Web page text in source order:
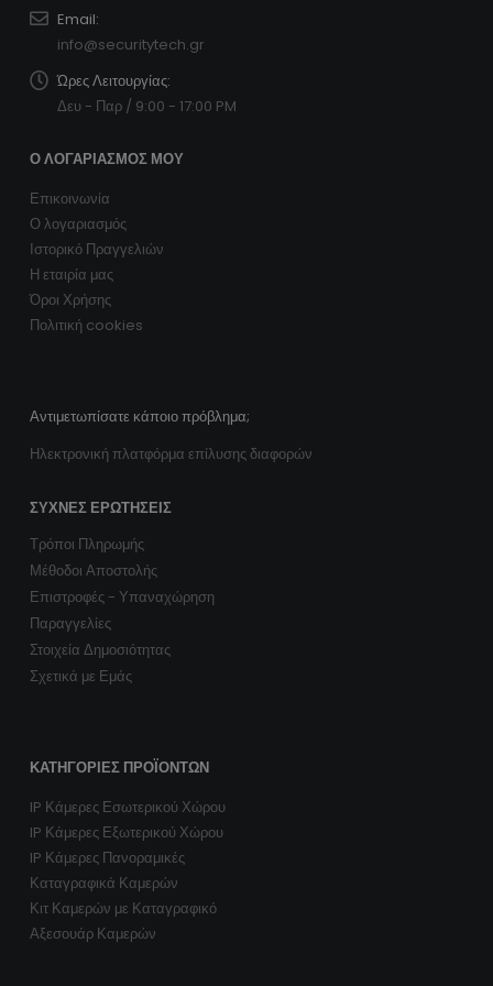
Email:
info@securitytech.gr
Ώρες Λειτουργίας:
Δευ - Παρ / 9:00 - 17:00 PM
Ο ΛΟΓΑΡΙΑΣΜΌΣ ΜΟΥ
Επικοινωνία
Ο λογαριασμός
Ιστορικό Πραγγελιών
Η εταιρία μας
Όροι Χρήσης
Πολιτική cookies
Αντιμετωπίσατε κάποιο πρόβλημα;
Ηλεκτρονική πλατφόρμα επίλυσης διαφορών
ΣΥΧΝΈΣ ΕΡΩΤΉΣΕΙΣ
Τρόποι Πληρωμής
Μέθοδοι Αποστολής
Επιστροφές - Υπαναχώρηση
Παραγγελίες
Στοιχεία Δημοσιότητας
Σχετικά με Εμάς
ΚΑΤΗΓΟΡΊΕΣ ΠΡΟΪΌΝΤΩΝ
IP Κάμερες Εσωτερικού Χώρου
IP Κάμερες Εξωτερικού Χώρου
IP Κάμερες Πανοραμικές
Καταγραφικά Καμερών
Κιτ Καμερών με Καταγραφικό
Αξεσουάρ Καμερών